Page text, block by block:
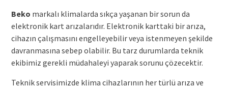
Beko markalı klimalarda sıkça yaşanan bir sorun da
elektronik kart arızalarıdır. Elektronik karttaki bir arıza,
cihazın çalışmasını engelleyebilir veya istenmeyen şekilde
davranmasına sebep olabilir. Bu tarz durumlarda teknik
ekibimiz gerekli müdahaleyi yaparak sorunu çözecektir.
Teknik servisimizde klima cihazlarının her türlü arıza ve